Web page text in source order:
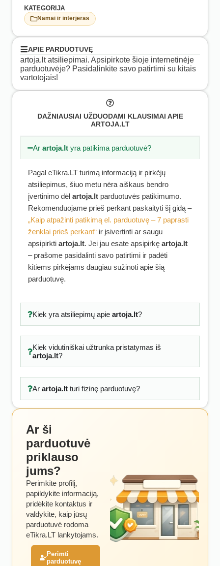
KATEGORIJA
Namai ir interjeras
APIE PARDUOTUVĘ
artoja.lt atsiliepimai. Apsipirkote šioje internetinėje
parduotuvėje? Pasidalinkite savo patirtimi su kitais
vartotojais!
DAŽNIAUSIAI UŽDUODAMI KLAUSIMAI APIE
ARTOJA.LT
Arartoja.lt yra patikima parduotuvė?
Pagal eTikra.LT turimą informaciją ir pirkėjų
atsiliepimus, šiuo metu nėra aiškaus bendro
įvertinimo dėl artoja.lt parduotuvės patikimumo.
Rekomenduojame prieš perkant paskaityti šį gidą –
„Kaip atpažinti patikimą el. parduotuvę – 7 paprasti
ženklai prieš perkant“ ir įsivertinti ar saugu
apsipirkti artoja.lt. Jei jau esate apsipirkę artoja.lt
– prašome pasidalinti savo patirtimi ir padėti
kitiems pirkėjams daugiau sužinoti apie šią
parduotuvę.
Kiek yra atsiliepimų apie artoja.lt?
Kiek vidutiniškai užtrunka pristatymas iš
artoja.lt?
Ar artoja.ltturi fizinę parduotuvę?
Ar ši
parduotuvė
priklauso
jums?
Perimkite profilį,
papildykite informaciją,
pridėkite kontaktus ir
valdykite, kaip jūsų
parduotuvė rodoma
eTikra.LT lankytojams.
Perimti
parduotuvę